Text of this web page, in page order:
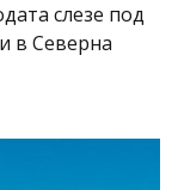
слезе под
в Северна